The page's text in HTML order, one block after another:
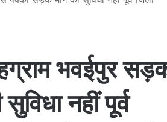
भवईपुर
नहीं पूर्व